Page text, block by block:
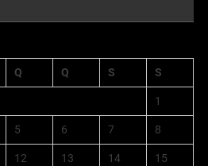
Q Q S S
1
5 6 7 8
12 13 14 15